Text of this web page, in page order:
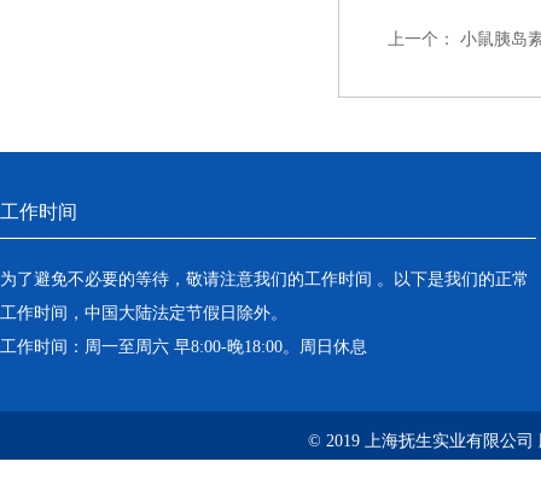
上一个： 小鼠胰岛
工作时间
为了避免不必要的等待，敬请注意我们的工作时间 。以下是我们的正常
工作时间，中国大陆法定节假日除外。
工作时间：周一至周六 早8:00-晚18:00。周日休息
© 2019 上海抚生实业有限公司